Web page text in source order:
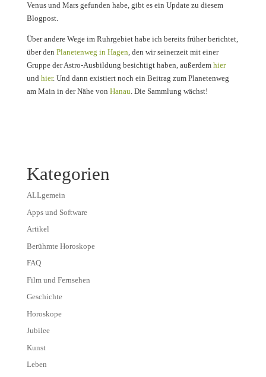
Venus und Mars gefunden habe, gibt es ein Update zu diesem
Blogpost.
Über andere Wege im Ruhrgebiet habe ich bereits früher berichtet,
über den Planetenweg in Hagen, den wir seinerzeit mit einer
Gruppe der Astro-Ausbildung besichtigt haben, außerdemhier
und hier. Und dann existiert noch ein Beitrag zum Planetenweg
am Main in der Nähe von Hanau. Die Sammlung wächst!
Kategorien
ALLgemein
Apps und Software
Artikel
Berühmte Horoskope
FAQ
Film und Fernsehen
Geschichte
Horoskope
Jubilee
Kunst
Leben